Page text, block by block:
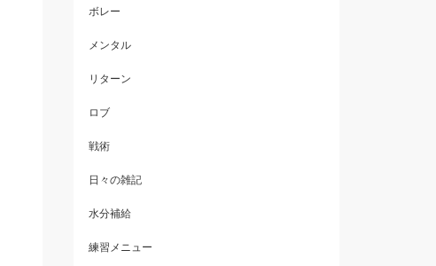
ボレー
メンタル
リターン
ロブ
戦術
日々の雑記
水分補給
練習メニュー